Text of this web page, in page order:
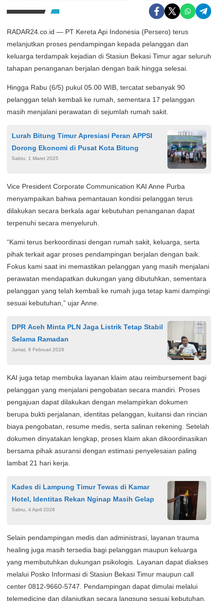
RADAR24.co.id — PT Kereta Api Indonesia (Persero) terus
melanjutkan proses pendampingan kepada pelanggan dan
keluarga terdampak kejadian di Stasiun Bekasi Timur agar seluruh
tahapan penanganan berjalan dengan baik hingga selesai.
Hingga Rabu (6/5) pukul 05.00 WIB, tercatat sebanyak 90
pelanggan telah kembali ke rumah, sementara 17 pelanggan
masih menjalani perawatan di sejumlah rumah sakit.
Lurah Bitung Timur Apresiasi Peran APPSI
Dorong Ekonomi di Pusat Kota Bitung
Sabtu, 1 Maret 2025
Vice President Corporate Communication KAI Anne Purba
menyampaikan bahwa pemantauan kondisi pelanggan terus
dilakukan secara berkala agar kebutuhan penanganan dapat
terpenuhi secara menyeluruh.
“Kami terus berkoordinasi dengan rumah sakit, keluarga, serta
pihak terkait agar proses pendampingan berjalan dengan baik.
Fokus kami saat ini memastikan pelanggan yang masih menjalani
perawatan mendapatkan dukungan yang dibutuhkan, sementara
pelanggan yang telah kembali ke rumah juga tetap kami dampingi
sesuai kebutuhan,” ujar Anne.
DPR Aceh Minta PLN Jaga Listrik Tetap Stabil
Selama Ramadan
Jumat, 6 Februari 2026
KAI juga tetap membuka layanan klaim atau reimbursement bagi
pelanggan yang menjalani pengobatan secara mandiri. Proses
pengajuan dapat dilakukan dengan melampirkan dokumen
berupa bukti perjalanan, identitas pelanggan, kuitansi dan rincian
biaya pengobatan, resume medis, serta salinan rekening. Setelah
dokumen dinyatakan lengkap, proses klaim akan dikoordinasikan
bersama pihak asuransi dengan estimasi penyelesaian paling
lambat 21 hari kerja.
Kades di Lampung Timur Tewas di Kamar
Hotel, Identitas Rekan Nginap Masih Gelap
Sabtu, 4 April 2026
Selain pendampingan medis dan administrasi, layanan trauma
healing juga masih tersedia bagi pelanggan maupun keluarga
yang membutuhkan dukungan psikologis. Layanan dapat diakses
melalui Posko Informasi di Stasiun Bekasi Timur maupun call
center 0812-9660-5747. Pendampingan dapat dimulai melalui
telemedicine dan dilanjutkan secara langsung sesuai kebutuhan.